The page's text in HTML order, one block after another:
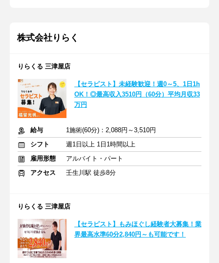
株式会社りらく
りらくる 三津屋店
【セラピスト】未経験歓迎！週0～5、1日1h
OK！◎最高収入3510円（60分）平均月収33
万円
給与
1施術(60分)：2,088円～3,510円
シフト
週1日以上 1日1時間以上
雇用形態
アルバイト・パート
アクセス
壬生川駅 徒歩8分
りらくる 三津屋店
【セラピスト】もみほぐし経験者大募集！業
界最高水準60分2,840円～も可能です！